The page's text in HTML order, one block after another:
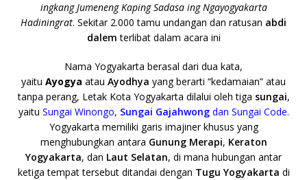
ingkang Jumeneng Kaping Sadasa ing Ngayogyakarta
Hadiningrat. Sekitar 2.000 tamu undangan dan ratusan abdi
dalem terlibat dalam acara ini
Nama Yogyakarta berasal dari dua kata,
yaitu Ayogya atau Ayodhya yang berarti “kedamaian” atau
tanpa perang, Letak Kota Yogyakarta dilalui oleh tiga sungai,
yaitu Sungai Winongo, Sungai Gajahwongdan Sungai Code.
Yogyakarta memiliki garis imajiner khusus yang
menghubungkan antara Gunung Merapi, Keraton
Yogyakarta, dan Laut Selatan, di mana hubungan antar
ketiga tempat tersebut ditandai dengan Tugu Yogyakarta di